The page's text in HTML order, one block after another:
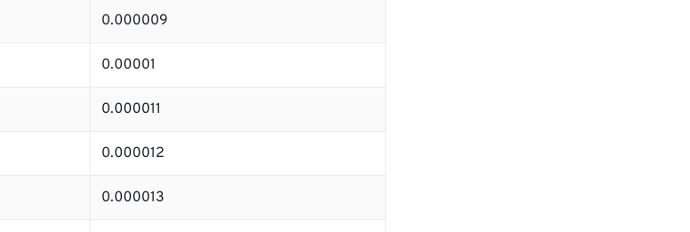
0.000009
0.00001
0.000011
0.000012
0.000013